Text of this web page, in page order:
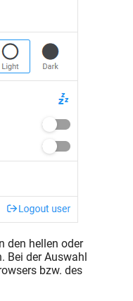
den hellen oder
Bei der Auswahl
bzw. des